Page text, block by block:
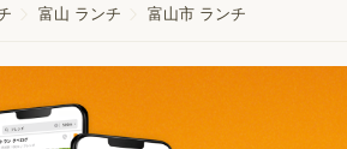
富山 ランチ 富山市 ランチ